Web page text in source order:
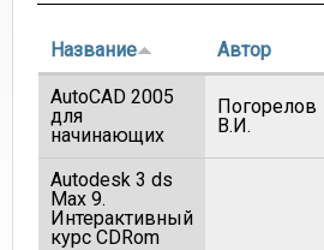
Название Автор
AutoCAD 2005
для
начинающих
Погорелов
В.И.
Autodesk 3 ds
Max 9.
Интерактивный
курс CDRom